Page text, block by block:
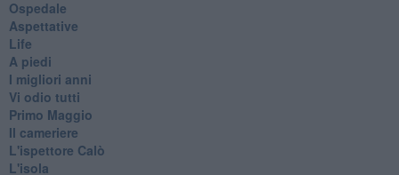
Ospedale
Aspettative
Life
A piedi
I migliori anni
Vi odio tutti
Primo Maggio
Il cameriere
L'ispettore Calò
L'isola